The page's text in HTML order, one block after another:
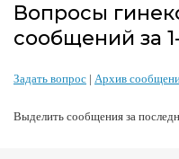
Вопросы
сообщений за
Задать вопрос | Архив
Выделить сообщения за